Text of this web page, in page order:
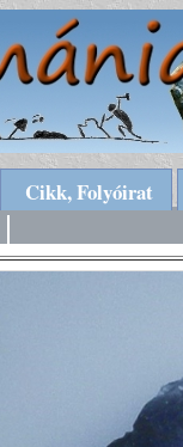
Cikk, Folyóirat